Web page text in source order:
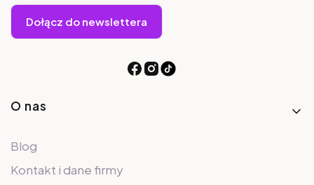
Dołącz do newslettera
Linki w stopce
O nas
Blog
Kontakt i dane firmy